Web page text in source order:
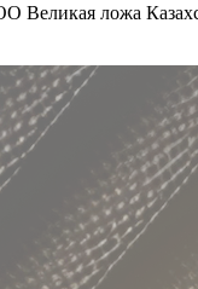
Великая ложа